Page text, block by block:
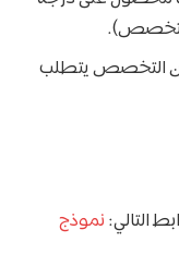
التخصص يتطلب
التالي: نموذج